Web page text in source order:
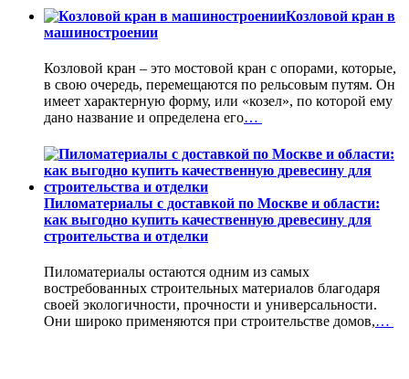
Козловой кран в
машиностроении
Козловой кран – это мостовой кран с опорами, которые,
в свою очередь, перемещаются по рельсовым путям. Он
имеет характерную форму, или «козел», по которой ему
дано название и определена его…
Пиломатериалы с доставкой по Москве и области:
как выгодно купить качественную древесину для
строительства и отделки
Пиломатериалы остаются одним из самых
востребованных строительных материалов благодаря
своей экологичности, прочности и универсальности.
Они широко применяются при строительстве домов,…